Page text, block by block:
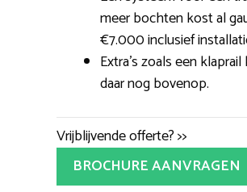
meer bochten kost al
€7.000 inclusief
Extra’s zoals een
daar nog bovenop.
Vrijblijvende offerte? >>
BROCHURE AANVRAGEN